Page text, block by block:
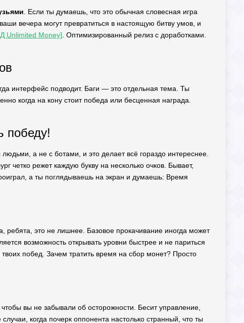
. Если ты думаешь, что это обычная словесная игра
вечера могут превратиться в настоящую битву умов, и
Unlimited Money] . Оптимизированный релиз с доработками.
интерфейс подводит. Баги — это отдельная тема. Ты
когда на кону стоит победа или бесценная награда.
победу!
а не с ботами, и это делает всё гораздо интереснее.
четко режет каждую букву на несколько очков. Бывает,
а ты поглядываешь на экран и думаешь: Время
это не лишнее. Базовое прокачивание иногда может
возможность открывать уровни быстрее и не париться
побед. Зачем тратить время на сбор монет? Просто
вы не забывали об осторожности. Бесит управление,
когда почерк оппонента настолько странный, что ты